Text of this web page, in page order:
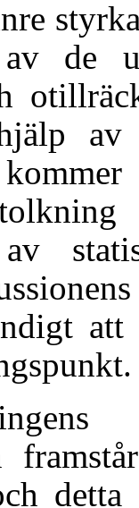
de
av
av
att